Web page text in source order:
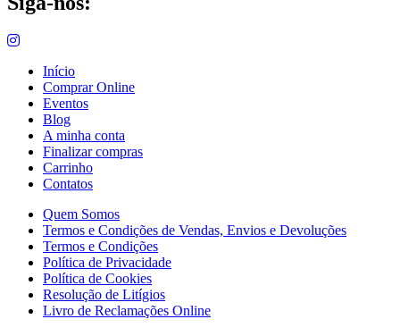
Início
Comprar Online
Eventos
Blog
A minha conta
Finalizar compras
Carrinho
Contatos
Quem Somos
Termos e Condições de Vendas, Envios e Devoluções
Termos e Condições
Política de Privacidade
Política de Cookies
Resolução de Litígios
Livro de Reclamações Online